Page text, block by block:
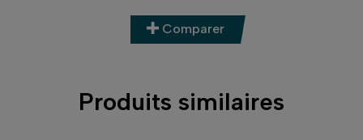
Comparer
Produits similaires